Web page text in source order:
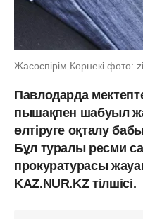
Жасөспірім.Көрнекі фото:
Павлодарда
пышақпен шабуыл
өлтіруге оқталу
Бұл туралы ресми
прокуратурасы
KAZ.NUR.KZ тілшісі.